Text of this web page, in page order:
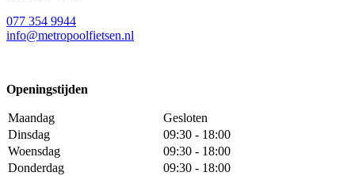
077 354 9944
info@metropoolfietsen.nl
Openingstijden
Maandag
Gesloten
Dinsdag
09:30 - 18:00
Woensdag
09:30 - 18:00
Donderdag
09:30 - 18:00